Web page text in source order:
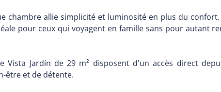
chambre allie simplicité et luminosité en plus du
pour ceux qui voyagent en famille sans pour autant
Vista Jardín de 29 m² disposent d'un accès direct
être et de détente.